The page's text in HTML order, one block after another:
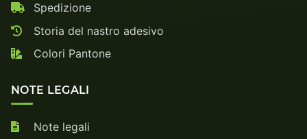
Spedizione
Storia del nastro adesivo
Colori Pantone
NOTE LEGALI
Note legali